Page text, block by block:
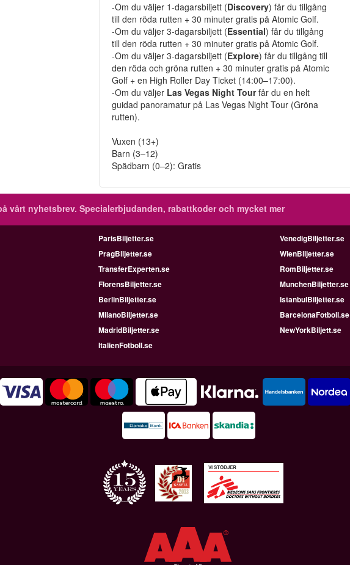
-Om du väljer 1-dagarsbiljett (Discovery) får du tillgång
till den röda rutten + 30 minuter gratis på Atomic Golf.
-Om du väljer 3-dagarsbiljett (Essential) får du tillgång
till den röda rutten + 30 minuter gratis på Atomic Golf.
-Om du väljer 3-dagarsbiljett (Explore) får du tillgång till
den röda och gröna rutten + 30 minuter gratis på Atomic
Golf + en High Roller Day Ticket (14:00–17:00).
-Om du väljer Las Vegas Night Tourfår du en helt
guidad panoramatur på Las Vegas Night Tour (Gröna
rutten).
Vuxen (13+)
Barn (3–12)
Spädbarn (0–2): Gratis
vårt nyhetsbrev. Specialerbjudanden, rabattkoder och mycket mer
ParisBiljetter.se
VenedigBiljetter.se
PragBiljetter.se
WienBiljetter.se
TransferExperten.se
RomBiljetter.se
FlorensBiljetter.se
MunchenBiljetter.se
BerlinBiljetter.se
IstanbulBiljetter.se
MilanoBiljetter.se
BarcelonaFotboll.se
MadridBiljetter.se
NewYorkBiljett.se
ItalienFotboll.se
VI STÖDJER